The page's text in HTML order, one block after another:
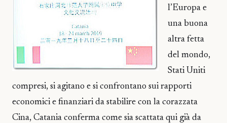
l’Europa e
una buona
altra fetta
del mondo,
Stati Uniti
compresi, si agitano e si confrontano sui rapporti
economici e finanziari da stabilire con la corazzata
Cina, Catania conferma come sia scattata qui già da